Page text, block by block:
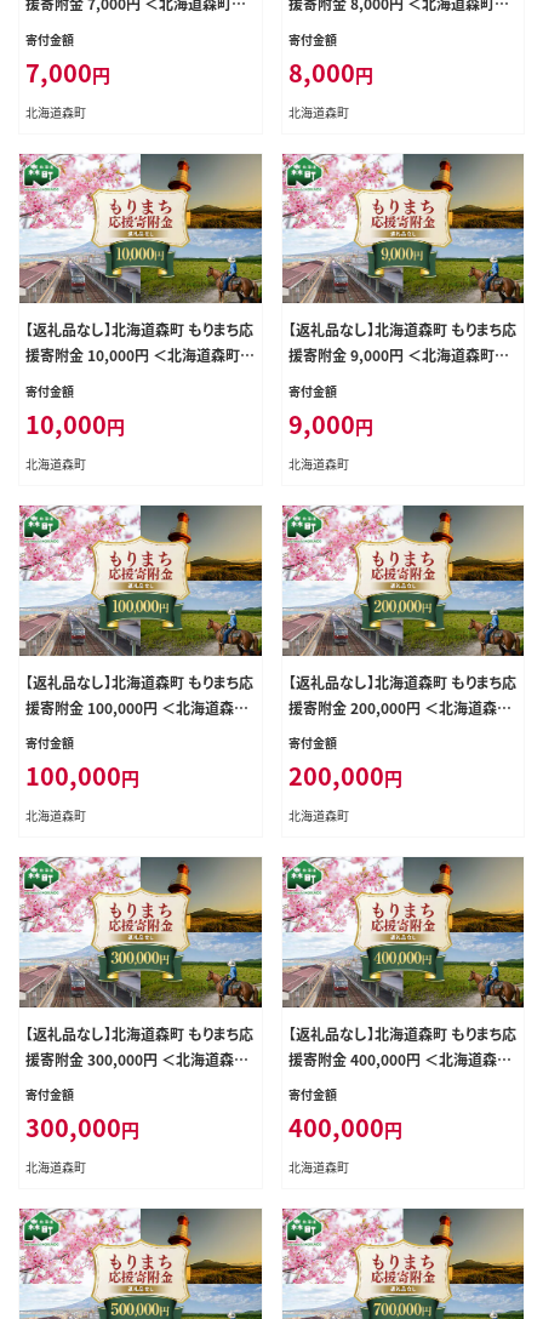
北海道 森町 mr1-0268
寄付金額
7,000円
北海道森町
北海道 森町 mr1-0269
寄付金額
8,000円
北海道森町
【返礼品なし】北海道森町 もりまち応
援寄附金 10,000円 ＜北海道森町＞
北海道 森町 mr1-0271
寄付金額
10,000円
北海道森町
【返礼品なし】北海道森町 もりまち応
援寄附金 9,000円 ＜北海道森町＞
北海道 森町 mr1-0270
寄付金額
9,000円
北海道森町
【返礼品なし】北海道森町 もりまち応
援寄附金 100,000円 ＜北海道森町
＞ 北海道 森町 mr1-0274
寄付金額
100,000円
北海道森町
【返礼品なし】北海道森町 もりまち応
援寄附金 200,000円 ＜北海道森町
＞ 北海道 森町 mr1-0275
寄付金額
200,000円
北海道森町
【返礼品なし】北海道森町 もりまち応
援寄附金 300,000円 ＜北海道森町
＞ 北海道 森町 mr1-0276
寄付金額
300,000円
北海道森町
【返礼品なし】北海道森町 もりまち応
援寄附金 400,000円 ＜北海道森町
＞ 北海道 森町 mr1-0277
寄付金額
400,000円
北海道森町